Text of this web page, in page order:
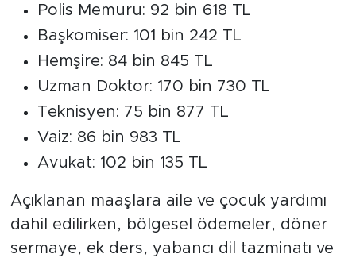
Polis Memuru: 92 bin 618 TL
Başkomiser: 101 bin 242 TL
Hemşire: 84 bin 845 TL
Uzman Doktor: 170 bin 730 TL
Teknisyen: 75 bin 877 TL
Vaiz: 86 bin 983 TL
Avukat: 102 bin 135 TL
Açıklanan maaşlara aile ve çocuk yardımı
dahil edilirken, bölgesel ödemeler, döner
sermaye, ek ders, yabancı dil tazminatı ve